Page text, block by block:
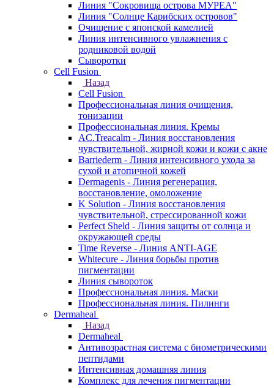
Линия "Сокровища острова МУРЕА"
Линия "Солнце Карибских островов"
Очищение с японской камелией
Линия интенсивного увлажнения с
родниковой водой
Сыворотки
Cell Fusion
Назад
Cell Fusion
Профессиональная линия очищения,
тонизации
Профессиональная линия. Кремы
AC.Treacalm - Линия восстановления
чувствительной, жирной кожи и кожи с акне
Barriederm - Линия интенсивного ухода за
сухой и атопичной кожей
Dermagenis - Линия регенерация,
восстановление, омоложение
K Solution - Линия восстановления
чувствительной, стрессированной кожи
Perfect Sheld - Линия защиты от солнца и
окружающей среды
Time Reverse - Линия ANTI-AGE
Whitecure - Линия борьбы против
пигментации
Линия сывороток
Профессиональная линия. Маски
Профессиональная линия. Пилинги
Dermaheal
Назад
Dermaheal
Антивозрастная система с биометрическими
пептидами
Интенсивная домашняя линия
Комплекс для лечения пигментации